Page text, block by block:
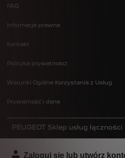
FAQ
Informacje prawne
Kontakt
Polityka prywatnosci
Warunki Ogólne Korzystania z Usług
Prywatność i dane
PEUGEOT Sklep usług łączności
Zaloguj się lub utwórz